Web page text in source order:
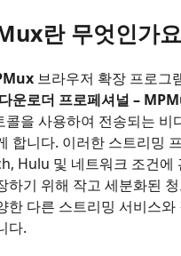
란 무엇인가
브라우저 확장 프로그
운로더 프로페셔널 –
콜을 사용하여 전송되는 비
합니다. 이러한 스트리밍
Hulu 및 네트워크 조건에
하기 위해 작고 세분화된
한 다른 스트리밍 서비스와
다.